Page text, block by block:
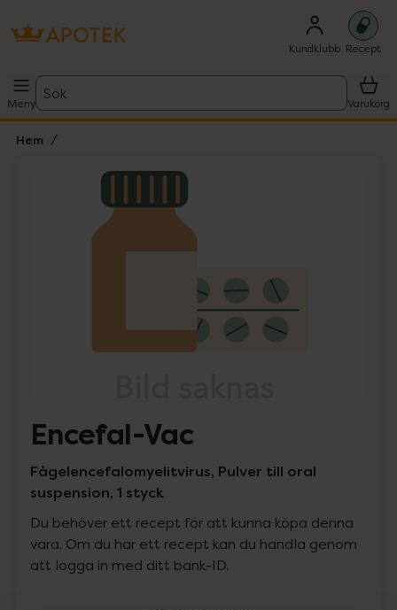
Kundklubb Recept
Meny
Sök
Varukorg
Hem
Lista: . Innehåller 1 objekt.
Encefal-Vac
Fågelencefalomyelitvirus, Pulver till oral
suspension, 1 styck
Du behöver ett recept för att kunna köpa denna
vara. Om du har ett recept kan du handla genom
att logga in med ditt bank-ID.